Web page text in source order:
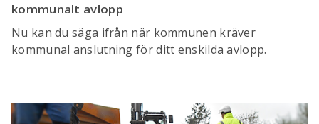
kommunalt avlopp
Nu kan du säga ifrån när kommunen kräver
kommunal anslutning för ditt enskilda avlopp.